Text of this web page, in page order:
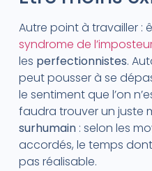
Autre point à travailler :
syndrome de
les perfectionnistes.
peut pousser à se
le sentiment que l’on
faudra trouver un juste
surhumain: selon les
accordés, le temps
pas réalisable.